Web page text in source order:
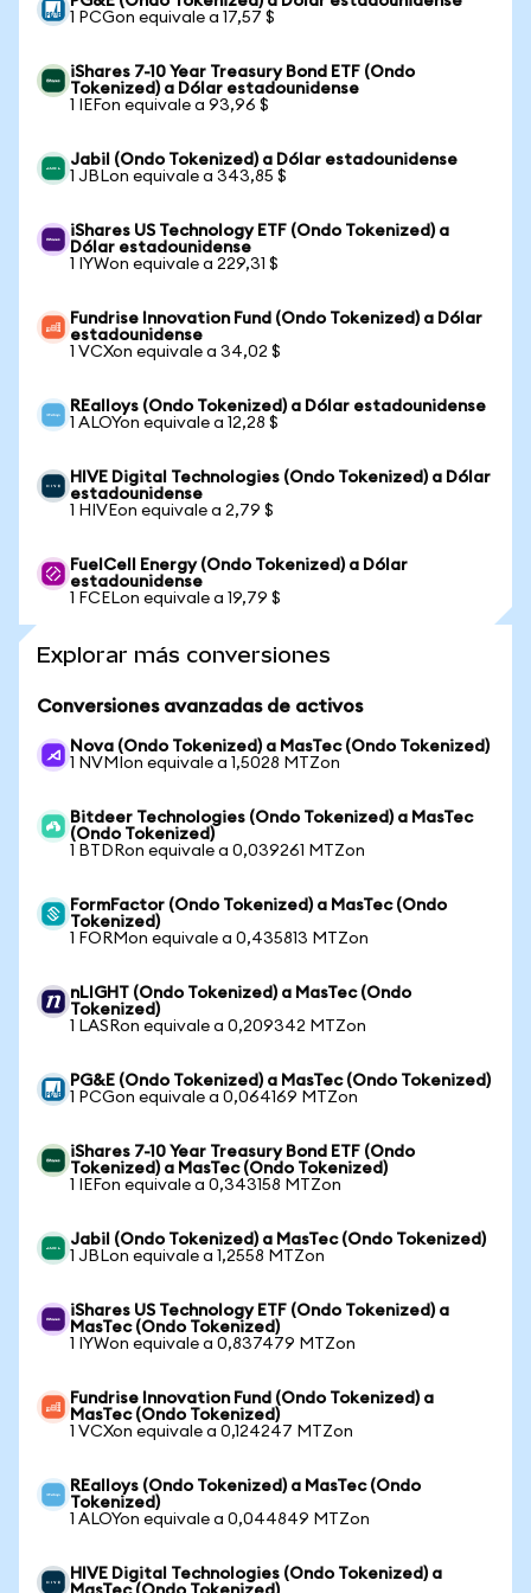
1 PCGon equivale a 17,57 $
iShares 7-10 Year Treasury Bond ETF (Ondo
Tokenized) a Dólar estadounidense
1 IEFon equivale a 93,96 $
Jabil (Ondo Tokenized) a Dólar estadounidense
1 JBLon equivale a 343,85 $
iShares US Technology ETF (Ondo Tokenized) a
Dólar estadounidense
1 IYWon equivale a 229,31 $
Fundrise Innovation Fund (Ondo Tokenized) a Dólar
estadounidense
1 VCXon equivale a 34,02 $
REalloys (Ondo Tokenized) a Dólar estadounidense
1 ALOYon equivale a 12,28 $
HIVE Digital Technologies (Ondo Tokenized) a Dólar
estadounidense
1 HIVEon equivale a 2,79 $
FuelCell Energy (Ondo Tokenized) a Dólar
estadounidense
1 FCELon equivale a 19,79 $
Explorar más conversiones
Conversiones avanzadas de activos
Nova (Ondo Tokenized) a MasTec (Ondo Tokenized)
1 NVMIon equivale a 1,5028 MTZon
Bitdeer Technologies (Ondo Tokenized) a MasTec
(Ondo Tokenized)
1 BTDRon equivale a 0,039261 MTZon
FormFactor (Ondo Tokenized) a MasTec (Ondo
Tokenized)
1 FORMon equivale a 0,435813 MTZon
nLIGHT (Ondo Tokenized) a MasTec (Ondo
Tokenized)
1 LASRon equivale a 0,209342 MTZon
PG&E (Ondo Tokenized) a MasTec (Ondo Tokenized)
1 PCGon equivale a 0,064169 MTZon
iShares 7-10 Year Treasury Bond ETF (Ondo
Tokenized) a MasTec (Ondo Tokenized)
1 IEFon equivale a 0,343158 MTZon
Jabil (Ondo Tokenized) a MasTec (Ondo Tokenized)
1 JBLon equivale a 1,2558 MTZon
iShares US Technology ETF (Ondo Tokenized) a
MasTec (Ondo Tokenized)
1 IYWon equivale a 0,837479 MTZon
Fundrise Innovation Fund (Ondo Tokenized) a
MasTec (Ondo Tokenized)
1 VCXon equivale a 0,124247 MTZon
REalloys (Ondo Tokenized) a MasTec (Ondo
Tokenized)
1 ALOYon equivale a 0,044849 MTZon
HIVE Digital Technologies (Ondo Tokenized) a